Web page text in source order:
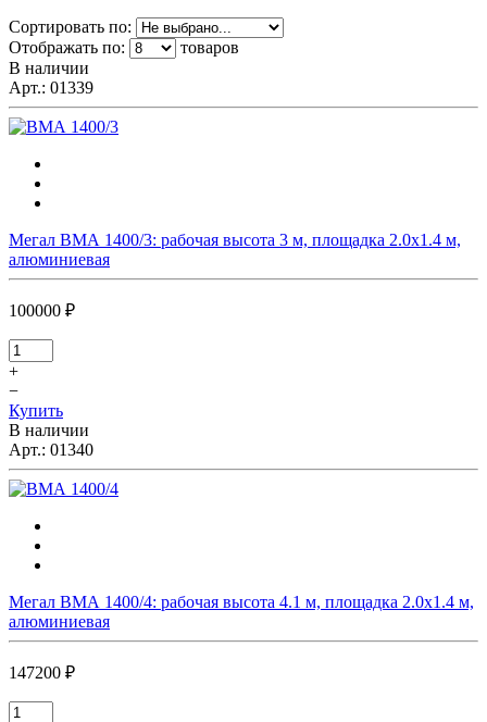
Сортировать по:
Отображать по:
товаров
В наличии
Арт.: 01339
Мегал ВМА 1400/3: рабочая высота 3 м, площадка 2.0х1.4 м,
алюминиевая
100000 ₽
+
−
Купить
В наличии
Арт.: 01340
Мегал ВМА 1400/4: рабочая высота 4.1 м, площадка 2.0х1.4 м,
алюминиевая
147200 ₽